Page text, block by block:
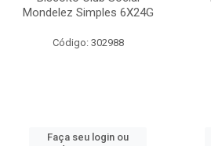
Mondelez Simples 6X24G
Código: 302988
Faça seu login ou